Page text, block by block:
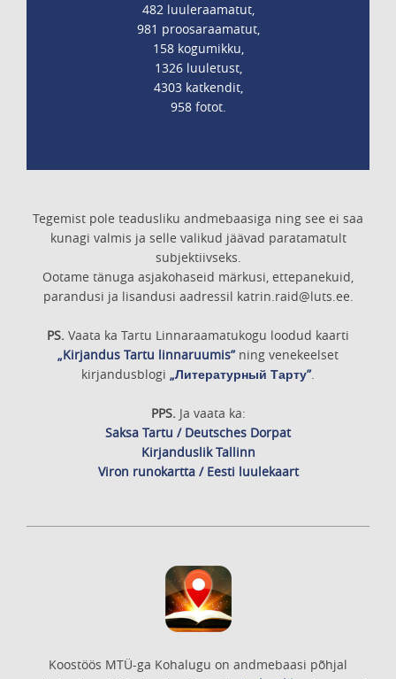
482 luuleraamatut,
981 proosaraamatut,
158 kogumikku,
1326 luuletust,
4303 katkendit,
958 fotot.
Tegemist pole teadusliku andmebaasiga ning see ei saa
kunagi valmis ja selle valikud jäävad paratamatult
subjektiivseks.
Ootame tänuga asjakohaseid märkusi, ettepanekuid,
parandusi ja lisandusi aadressil katrin.raid@luts.ee.
PS. Vaata ka Tartu Linnaraamatukogu loodud kaarti
„Kirjandus Tartu linnaruumis”ning venekeelset
kirjandusblogi „Литературный Тарту”.
PPS. Ja vaata ka:
Saksa Tartu / Deutsches Dorpat
Kirjanduslik Tallinn
Viron runokartta / Eesti luulekaart
Koostöös MTÜ-ga Kohalugu on andmebaasi põhjal